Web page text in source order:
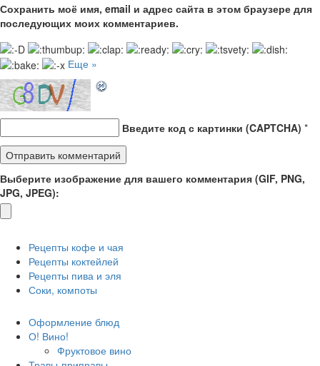
Сохранить моё имя, email и адрес сайта в этом браузере для
последующих моих комментариев.
Еще »
Введите код с картинки (CAPTCHA) *
Выберите изображение для вашего комментария (GIF, PNG,
JPG, JPEG):
Рецепты кофе и чая
Рецепты коктейлей
Рецепты пива и эля
Соки, компоты
Оформление блюд
О! Вино!
Фруктовое вино